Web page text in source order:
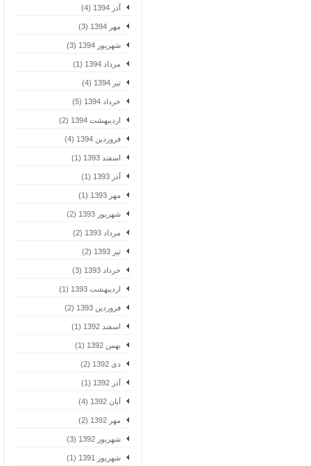
آذر 1394 (4)
مهر 1394 (3)
شهریور 1394 (3)
مرداد 1394 (1)
تیر 1394 (4)
خرداد 1394 (5)
اردیبهشت 1394 (2)
فروردین 1394 (4)
اسفند 1393 (1)
آذر 1393 (1)
مهر 1393 (1)
شهریور 1393 (2)
مرداد 1393 (2)
تیر 1393 (2)
خرداد 1393 (3)
اردیبهشت 1393 (1)
فروردین 1393 (2)
اسفند 1392 (1)
بهمن 1392 (1)
دی 1392 (2)
آذر 1392 (1)
آبان 1392 (4)
مهر 1392 (2)
شهریور 1392 (3)
شهریور 1391 (1)